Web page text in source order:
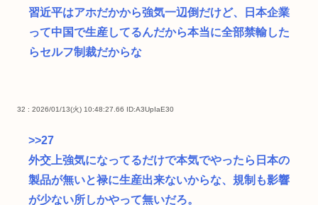
習近平はアホだかから強気一辺倒だけど、日本企業
って中国で生産してるんだから本当に全部禁輸した
らセルフ制裁だからな
32 : 2026/01/13(火) 10:48:27.66 ID:A3UpIaE30
>>27
外交上強気になってるだけで本気でやったら日本の
製品が無いと禄に生産出来ないからな、規制も影響
が少ない所しかやって無いだろ。